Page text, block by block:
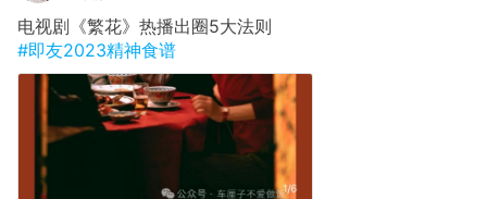
电视剧《繁花》热播出圈5大法则
#即友2023精神食谱